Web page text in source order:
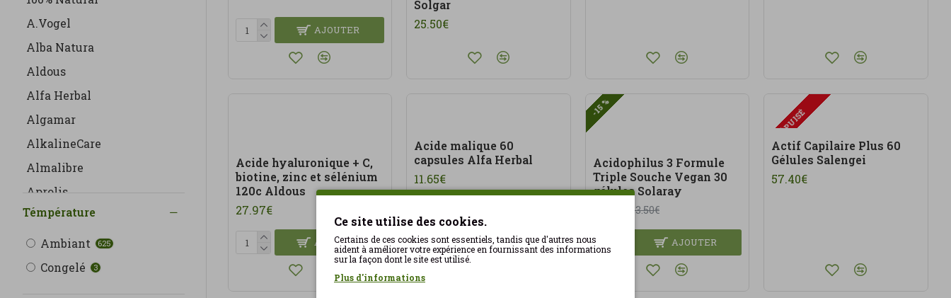
Contrôle du poids
Dépuratifs
Diabétiques
Énergie
Enzymes digestives
et probiotiques
Plantes et extraits
A.Vogel
Alba Natura
Aldous
Alfa Herbal
Algamar
AlkalineCare
Almalibre
Aprolis
Argalys
Arkocapsulas
Baia
Témpérature
Ambiant 625
Congelé 3
AJOUTER
Solgar
25.50€
Acide hyaluronique + C,
biotine, zinc et sélénium
120c Aldous
27.97€
AJOUTER
Acide malique 60
capsules Alfa Herbal
11.65€
-15 %
Acidophilus 3 Formule
Triple Souche Vegan 30
gélules Solaray
13.50€
AJOUTER
ÉPUISÉ
Actif Capilaire Plus 60
Gélules Salengei
57.40€
Ce site utilise des cookies.
Certains de ces cookies sont essentiels, tandis que d'autres nous
aident à améliorer votre expérience en fournissant des informations
sur la façon dont le site est utilisé.
Plus d'informations